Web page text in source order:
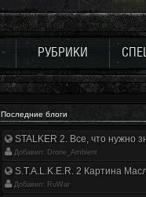
РУБРИКИ
Последние блоги
STALKER 2. Все, что нужно
Добавил: Drone_Ambient
S.T.A.L.K.E.R. 2 Картина
Добавил: RuWar